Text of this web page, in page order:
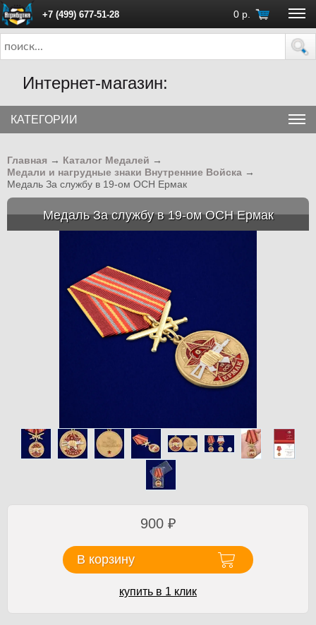
+7 (499) 677-51-28 0 р.
ПН - ПТ с 10:00 до 18:00 (Москва)
Интернет-магазин:
КАТЕГОРИИ
Главная → Каталог Медалей →
Медали и нагрудные знаки Внутренние Войска →
Медаль За службу в 19-ом ОСН Ермак
Медаль За службу в 19-ом ОСН Ермак
900 ₽
В корзину
купить в 1 клик